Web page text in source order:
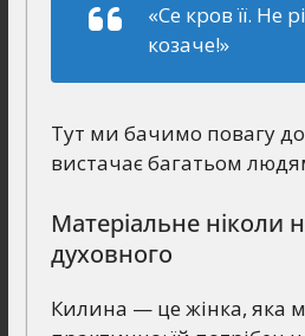
«Се кров її. Не
козаче!»
Тут ми бачимо повагу
вистачає багатьом
Матеріальне ніколи
духовного
Килина — це жінка, яка